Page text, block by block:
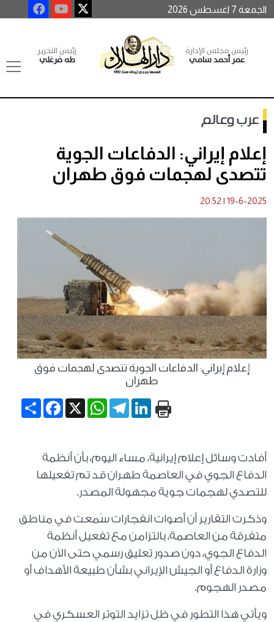
الجمعة 7 اغسطس 2026
رئيس مجلس الإدارة
عمر أحمد سامي
رئيس التحرير
طه فرغلي
عرب وعالم
إعلام إيراني: الدفاعات الجوية
تتصدى لهجمات فوق طهران
19-6-2025
|
20:52
إعلام إيراني: الدفاعات الجوية تتصدى لهجمات فوق
طهران
Share
Facebook X
WhatsApp
TelegramLinkedIn
أفادت وسائل إعلام إيرانية، مساء اليوم، بأن أنظمة
الدفاع الجوي في العاصمة طهران قد تم تفعيلها
للتصدي لهجمات جوية مجهولة المصدر.
وذكرت التقارير أن أصوات انفجارات سُمعت في مناطق
متفرقة من العاصمة، بالتزامن مع تفعيل أنظمة
الدفاع الجوي، دون صدور تعليق رسمي حتى الآن من
وزارة الدفاع أو الجيش الإيراني بشأن طبيعة الأهداف أو
مصدر الهجوم.
ويأتي هذا التطور في ظل تزايد التوتر العسكري في